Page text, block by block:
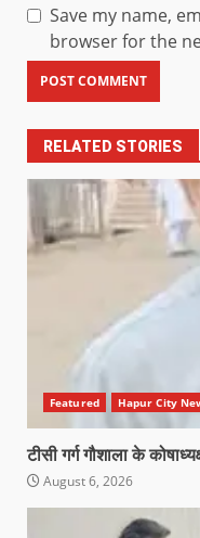
Save my name,
browser for the
RELATED STORIES
Featured Hapur City
टीसी गर्ग गौशाला के
August 6, 2026